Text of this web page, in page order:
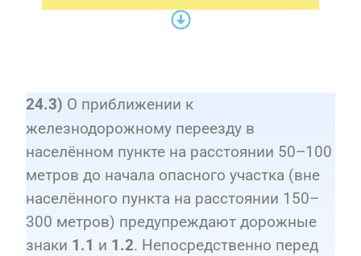
24.3) О приближении к
железнодорожному переезду в
населённом пункте на расстоянии 50–100
метров до начала опасного участка (вне
населённого пункта на расстоянии 150–
300 метров) предупреждают дорожные
знаки 1.1 и 1.2. Непосредственно перед